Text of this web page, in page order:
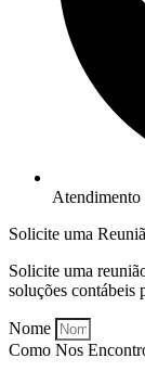
Solicite uma
Solicite uma
soluções contábeis
Nome
Como Nos